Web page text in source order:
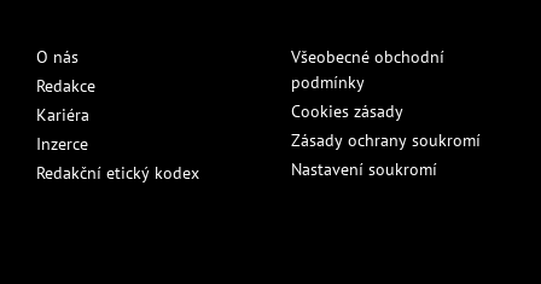
O nás
Redakce
Kariéra
Inzerce
Redakční etický kodex
Všeobecné obchodní
podmínky
Cookies zásady
Zásady ochrany soukromí
Nastavení soukromí